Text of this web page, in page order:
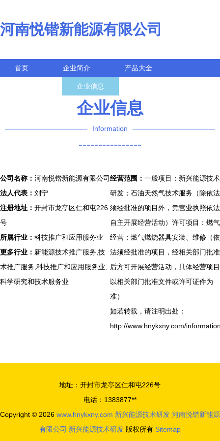
河南悦锴新能源有限公司
首页 企业简介 产品大全
企业信息
企业信息
Information
----------------
公司名称： 河南悦锴新能源有限公司
法人代表： 刘宁
注册地址： 开封市龙亭区仁和屯226
号
所属行业： 科技推广和应用服务业
更多行业： 新能源技术推广服务,技
术推广服务,科技推广和应用服务业,
科学研究和技术服务业
经营范围： 一般项目：新兴能源技术
研发；石油天然气技术服务（除依法
须经批准的项目外，凭营业执照依法
自主开展经营活动）许可项目：燃气
经营；燃气燃烧器具安装、维修（依
法须经批准的项目，经相关部门批准
后方可开展经营活动，具体经营项目
以相关部门批准文件或许可证件为
准）
如若转载，请注明出处：
http://www.hnykxny.com/
地址：开封市龙亭区仁和屯226号
电话：1383877**
Copyright © 2026 www.hnykxny.com 新兴能源技术研发 河南悦锴新能源
有限公司 新兴能源技术研发 版权所有 Sitemap